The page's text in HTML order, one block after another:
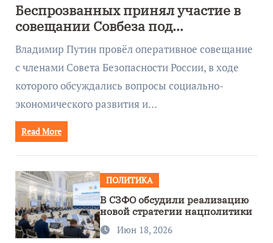
Беспрозванных принял участие в
совещании Совбеза под
руководством Путина
Владимир Путин провёл оперативное совещание
с членами Совета Безопасности России, в ходе
которого обсуждались вопросы социально-
экономического развития и…
Read More
ПОЛИТИКА
В СЗФО обсудили реализацию
новой стратегии нацполитики
Июн 18, 2026